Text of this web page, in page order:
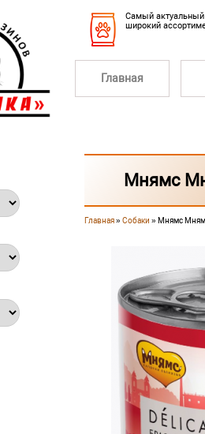
Cамый актуальный
широкий
Главная
Мнямс
Вы здесь
Главная» Собаки » Мнямс